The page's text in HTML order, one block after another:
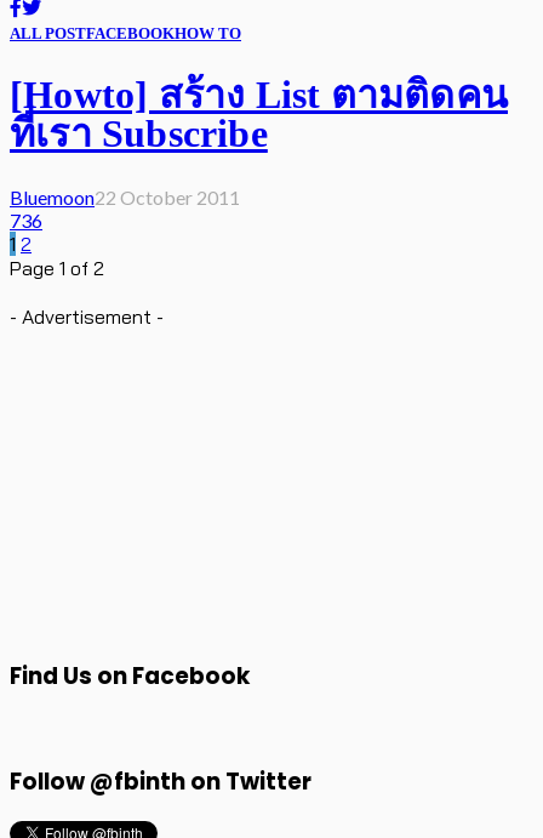
ALL POSTFACEBOOKHOW TO
[Howto] สร้าง List ตามติดคน
ที่เรา Subscribe
Bluemoon22 October 2011
736
1 2
Page 1 of 2
- Advertisement -
Find Us on Facebook
Follow @fbinth on Twitter